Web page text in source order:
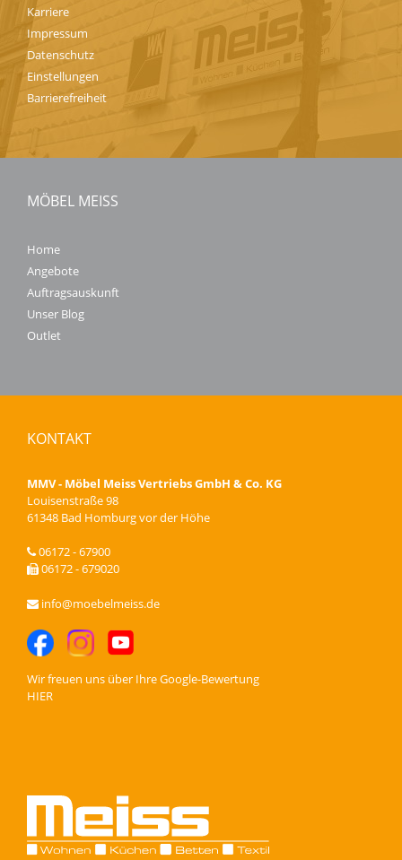
Karriere
Impressum
Datenschutz
Einstellungen
Barrierefreiheit
MÖBEL MEISS
Home
Angebote
Auftragsauskunft
Unser Blog
Outlet
KONTAKT
MMV - Möbel Meiss Vertriebs GmbH & Co. KG
Louisenstraße 98
61348 Bad Homburg vor der Höhe
06172 - 67900
06172 - 679020
info@moebelmeiss.de
Wir freuen uns über IhreGoogle-Bewertung
HIER